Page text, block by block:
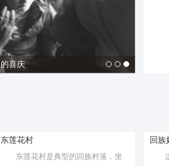
东莲花村
东莲花村是典型的回族村落，坐
回族